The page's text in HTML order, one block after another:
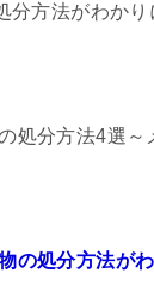
方法がわかり
処分方法4選～
の処分方法が